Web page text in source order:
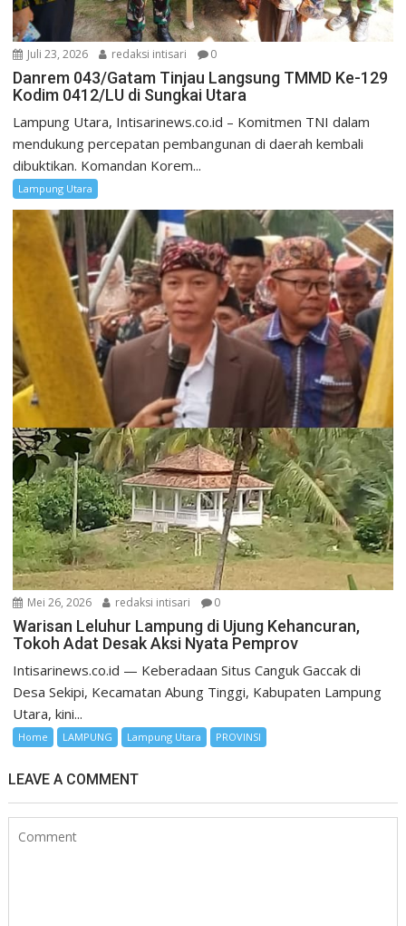
Juli 23, 2026 redaksi intisari 0
Danrem 043/Gatam Tinjau Langsung TMMD Ke-129
Kodim 0412/LU di Sungkai Utara
Lampung Utara, Intisarinews.co.id – Komitmen TNI dalam
mendukung percepatan pembangunan di daerah kembali
dibuktikan. Komandan Korem...
Lampung Utara
Mei 26, 2026 redaksi intisari 0
Warisan Leluhur Lampung di Ujung Kehancuran,
Tokoh Adat Desak Aksi Nyata Pemprov
Intisarinews.co.id — Keberadaan Situs Canguk Gaccak di
Desa Sekipi, Kecamatan Abung Tinggi, Kabupaten Lampung
Utara, kini...
Home LAMPUNG Lampung Utara PROVINSI
LEAVE A COMMENT